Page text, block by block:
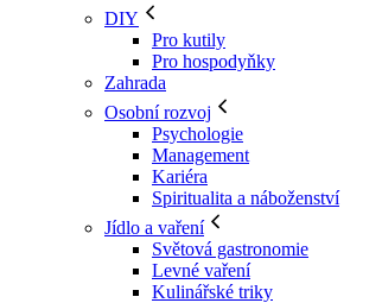
DIY
Pro kutily
Pro hospodyňky
Zahrada
Osobní rozvoj
Psychologie
Management
Kariéra
Spiritualita a náboženství
Jídlo a vaření
Světová gastronomie
Levné vaření
Kulinářské triky